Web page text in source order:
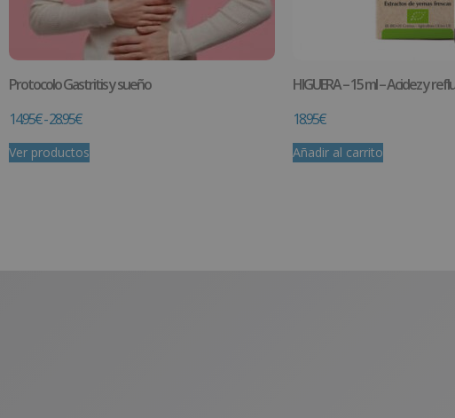
Protocolo Gastritis y sueño
14.95€-28.95€
Ver productos
HIGUERA – 15 ml – Acidez y
18.95€
Añadir al carrito